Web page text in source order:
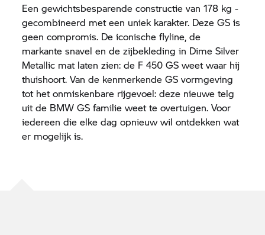
Een gewichtsbesparende constructie van 178 kg -
gecombineerd met een uniek karakter. Deze GS is
geen compromis. De iconische flyline, de
markante snavel en de zijbekleding in Dime Silver
Metallic mat laten zien: de F 450 GS weet waar hij
thuishoort. Van de kenmerkende GS vormgeving
tot het onmiskenbare rijgevoel: deze nieuwe telg
uit de BMW GS familie weet te overtuigen. Voor
iedereen die elke dag opnieuw wil ontdekken wat
er mogelijk is.